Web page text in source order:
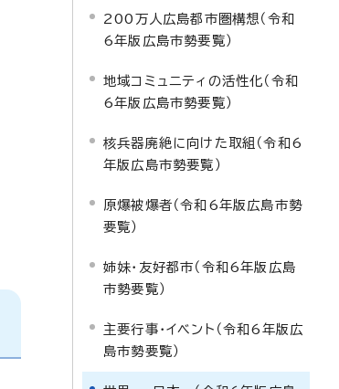
200万人広島都市圏構想（令和
6年版広島市勢要覧）
地域コミュニティの活性化（令和
6年版広島市勢要覧）
核兵器廃絶に向けた取組（令和6
年版広島市勢要覧）
原爆被爆者（令和6年版広島市勢
要覧）
姉妹・友好都市（令和6年版広島
市勢要覧）
主要行事・イベント（令和6年版広
島市勢要覧）